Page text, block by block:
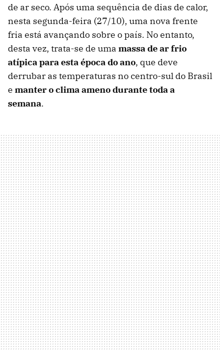
de ar seco. Após uma sequência de dias de calor,
nesta segunda-feira (27/10), uma nova frente
fria está avançando sobre o país. No entanto,
desta vez, trata-se de uma massa de ar frio
atípica para esta época do ano, que deve
derrubar as temperaturas no centro-sul do Brasil
e manter o clima ameno durante toda a
semana.